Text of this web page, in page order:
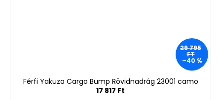
29 795
FT
–40 %
Férfi Yakuza Cargo Bump Rövidnadrág 23001 camo
17 817 Ft